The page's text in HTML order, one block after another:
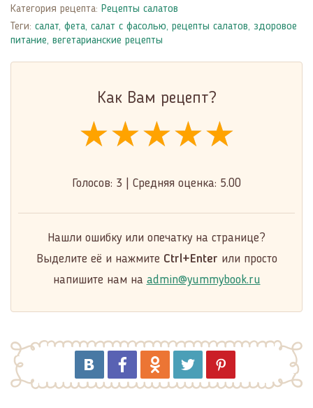
Категория рецепта: Рецепты салатов
Теги: салат, фета, салат с фасолью, рецепты салатов, здоровое
питание, вегетарианские рецепты
Как Вам рецепт?
★★★★★
★★★★★
★★★★★
Голосов: 3 Средняя оценка: 5.00
Нашли ошибку или опечатку на странице?
Выделите её и нажмите Ctrl+Enter или просто
напишите нам на admin@yummybook.ru